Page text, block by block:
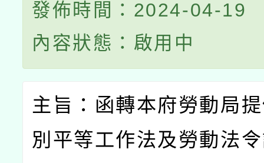
發佈時間：2024-04-19
內容狀態：啟用中
主旨：函轉本府勞動局
別平等工作法及勞動法